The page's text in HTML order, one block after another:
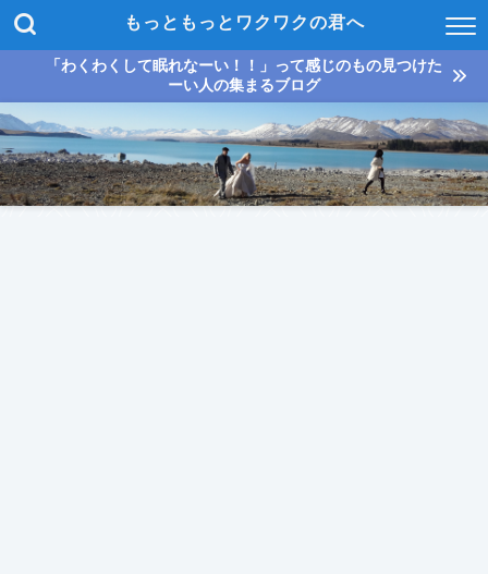
もっともっとワクワクの君へ
「わくわくして眠れなーい！！」って感じのもの見つけた
ーい人の集まるブログ